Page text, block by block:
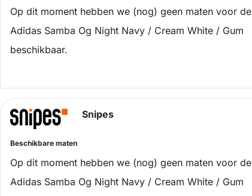
Op dit moment hebben we (nog) geen maten voor de
Adidas Samba Og Night Navy / Cream White / Gum
beschikbaar.
Snipes
Beschikbare maten
Op dit moment hebben we (nog) geen maten voor de
Adidas Samba Og Night Navy / Cream White / Gum